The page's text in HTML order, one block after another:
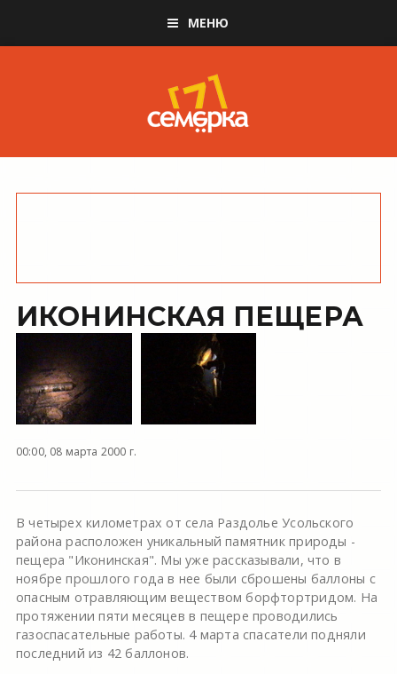
МЕНЮ
ИКОНИНСКАЯ ПЕЩЕРА
00:00, 08 марта 2000 г.
В четырех километрах от села Раздолье Усольского
района расположен уникальный памятник природы -
пещера "Иконинская". Мы уже рассказывали, что в
ноябре прошлого года в нее были сброшены баллоны с
опасным отравляющим веществом борфтортридом. На
протяжении пяти месяцев в пещере проводились
газоспасательные работы. 4 марта спасатели подняли
последний из 42 баллонов.